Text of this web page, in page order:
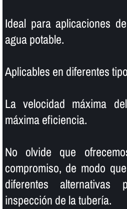
Ideal para aplicaciones
agua potable.
Aplicables en diferentes
La velocidad máxima
máxima eficiencia.
No olvide que
compromiso, de modo
diferentes alternativas
inspección de la tuberí­a.